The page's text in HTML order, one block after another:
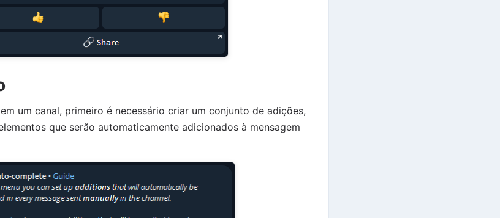
um canal, primeiro é necessário criar um conjunto de adições,
que serão automaticamente adicionados à mensagem